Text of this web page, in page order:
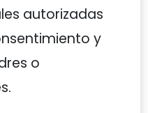
autorizadas
y
o